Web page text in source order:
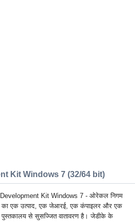
Kit Windows 7 (32/64 bit)
Kit Windows 7 - ओरेकल निगम
का एक उत्पाद, एक जेआरई, एक कंपाइलर और एक
पुस्तकालय से सुसज्जित वातावरण है। जेडीके के